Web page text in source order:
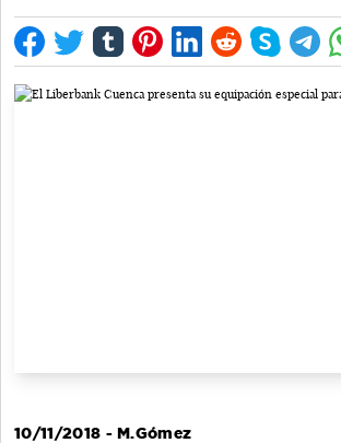
10/11/2018 - M.Gómez